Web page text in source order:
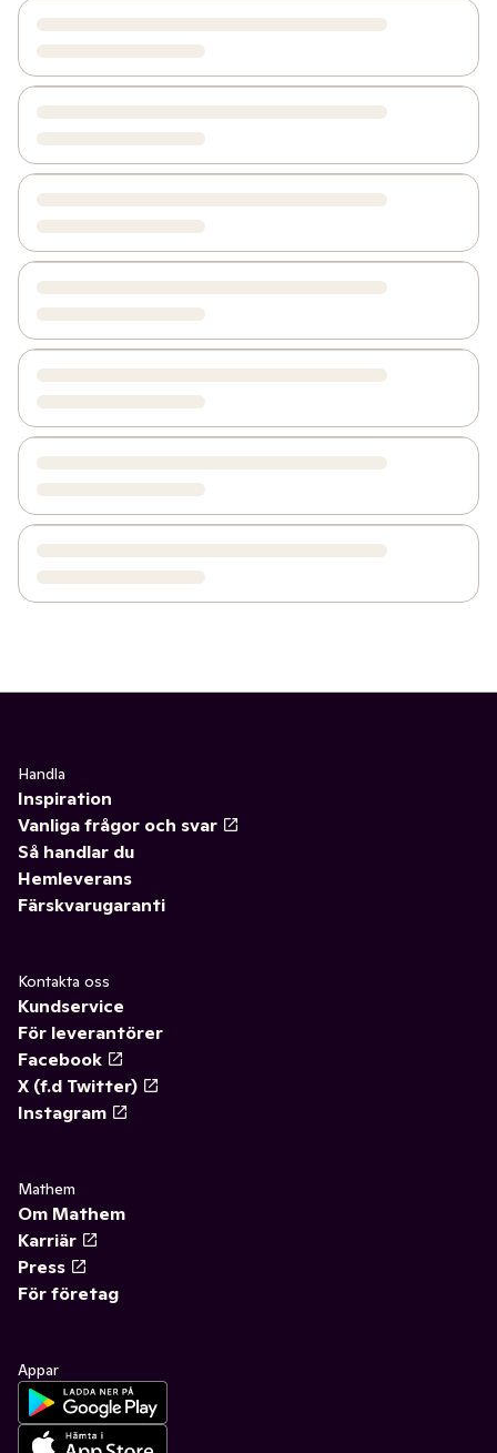
Handla
Inspiration
Vanliga frågor och svar
Så handlar du
Hemleverans
Färskvarugaranti
Kontakta oss
Kundservice
För leverantörer
Facebook
X (f.d Twitter)
Instagram
Mathem
Om Mathem
Karriär
Press
För företag
Appar